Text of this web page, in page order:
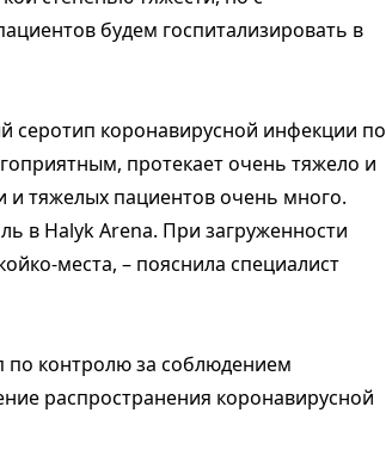
будем госпитализировать в
коронавирусной инфекции по
протекает очень тяжело и
и тяжелых пациентов очень много.
в Halyk Arena. При загруженности
места, – пояснила специалист
по контролю за соблюдением
распространения коронавирусной